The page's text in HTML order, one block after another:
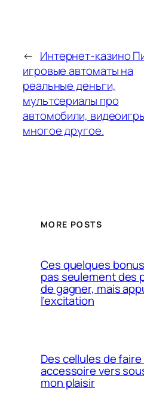
← Интернет-казино
игровые автоматы на
реальные деньги,
мультсериалы про
автомобили,
многое другое.
MORE POSTS
Ces quelques
pas seulement des
de gagner, mais
l’excitation
Des cellules de
accessoire vers
mon plaisir